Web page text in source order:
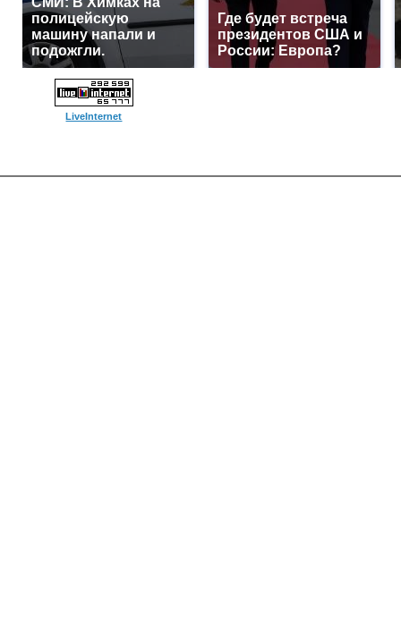
полицейскую
машину напали и
подожгли.
Где будет встреча
президентов США и
России: Европа?
LiveInternet